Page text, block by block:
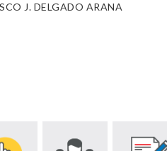
J. DELGADO ARANA